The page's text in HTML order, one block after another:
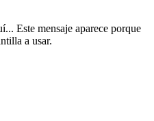
Este mensaje aparece porque
a usar.